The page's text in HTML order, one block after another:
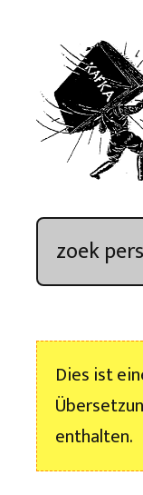
Artikelen
Kroniek
Nieuwsbrief
Dies ist
enthalten.